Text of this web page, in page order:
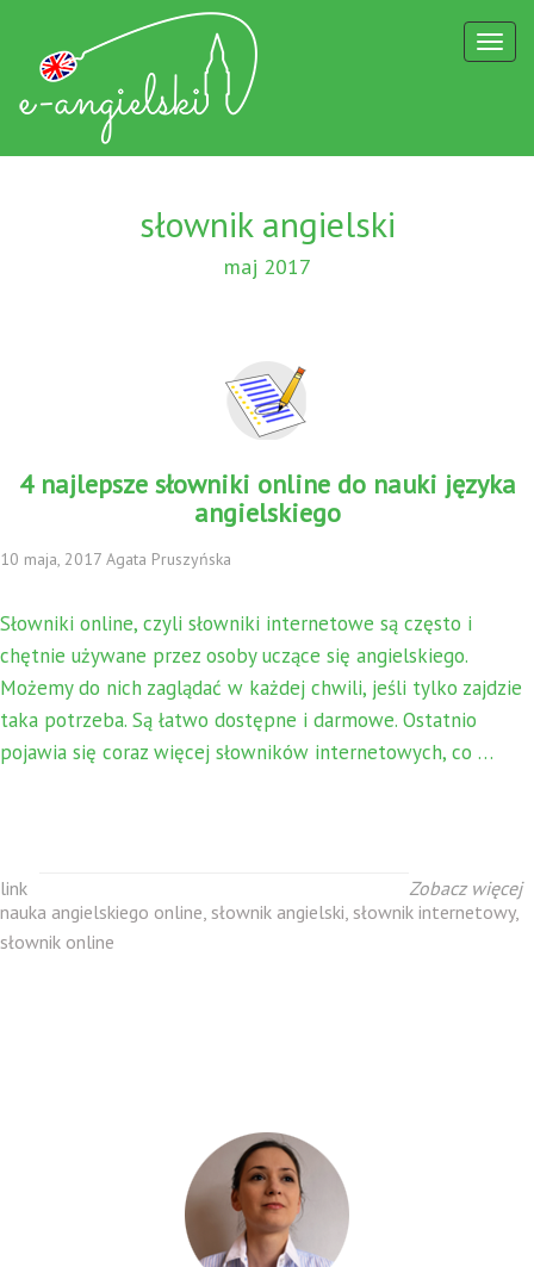
słownik angielski
maj 2017
4 najlepsze słowniki online do nauki języka
angielskiego
10 maja, 2017 Agata Pruszyńska
Słowniki online, czyli słowniki internetowe są często i
chętnie używane przez osoby uczące się angielskiego.
Możemy do nich zaglądać w każdej chwili, jeśli tylko zajdzie
taka potrzeba. Są łatwo dostępne i darmowe. Ostatnio
pojawia się coraz więcej słowników internetowych, co …
link
Zobacz więcej
nauka angielskiego online, słownik angielski, słownik internetowy,
słownik online